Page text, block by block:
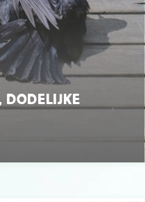
DODELIJKE